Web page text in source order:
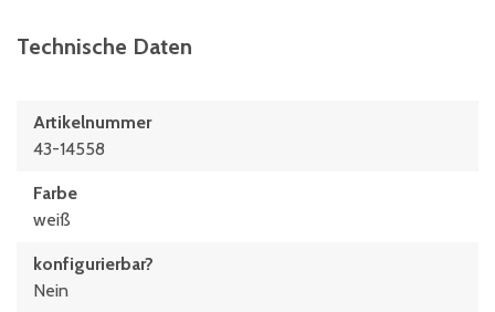
Technische Daten
Artikelnummer
43-14558
Farbe
weiß
konfigurierbar?
Nein